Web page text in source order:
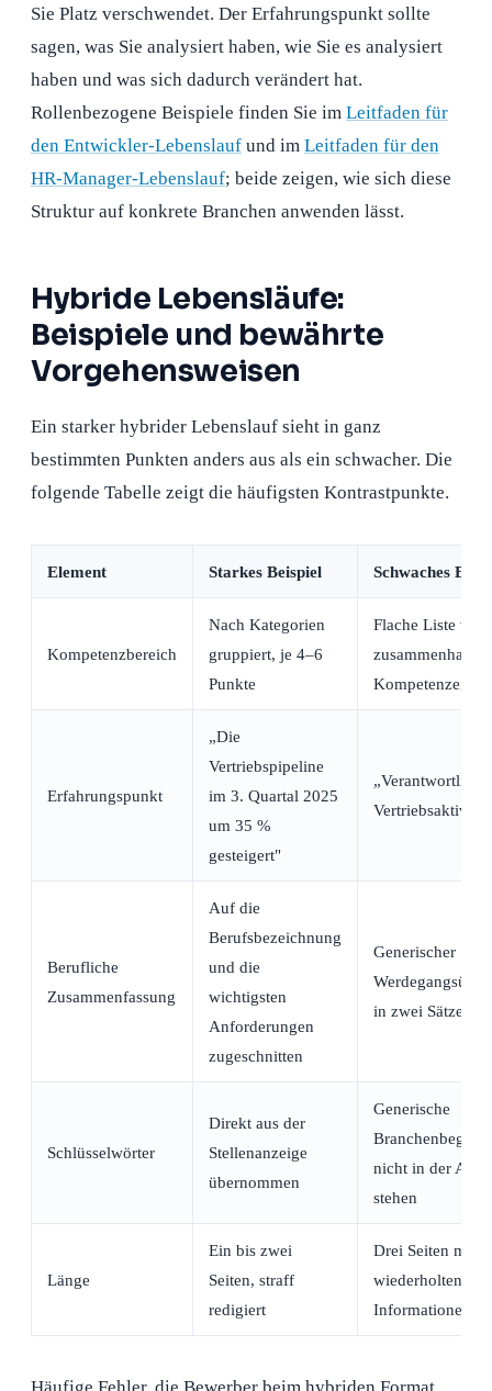
Sie Platz verschwendet. Der Erfahrungspunkt sollte
sagen, was Sie analysiert haben, wie Sie es analysiert
haben und was sich dadurch verändert hat.
Rollenbezogene Beispiele finden Sie im Leitfaden für
den Entwickler-Lebenslauf und im Leitfaden für den
HR-Manager-Lebenslauf; beide zeigen, wie sich diese
Struktur auf konkrete Branchen anwenden lässt.
Hybride Lebensläufe:
Beispiele und bewährte
Vorgehensweisen
Ein starker hybrider Lebenslauf sieht in ganz
bestimmten Punkten anders aus als ein schwacher. Die
folgende Tabelle zeigt die häufigsten Kontrastpunkte.
Element Starkes Beispiel Schwaches
Kompetenzbereich
Nach Kategorien
gruppiert, je 4–6
Punkte
Flache Liste von
Kompetenzen
Erfahrungspunkt
„Die
Vertriebspipeline
im 3. Quartal 2025
um 35 %
gesteigert"
„Verantwortlich
Berufliche
Zusammenfassung
Auf die
Berufsbezeichnung
und die
wichtigsten
Anforderungen
zugeschnitten
Generischer
in zwei Sätzen
Schlüsselwörter
Direkt aus der
Stellenanzeige
übernommen
Generische
nicht in der
stehen
Länge
Ein bis zwei
Seiten, straff
redigiert
Drei Seiten mit
wiederholten
Informationen